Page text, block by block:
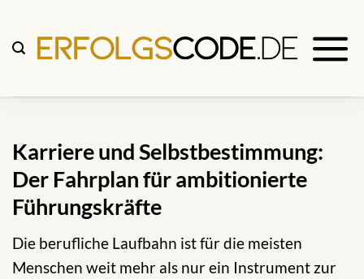
Inhalt
springen
Karriere und Selbstbestimmung:
Der Fahrplan für ambitionierte
Führungskräfte
Die berufliche Laufbahn ist für die meisten
Menschen weit mehr als nur ein Instrument zur